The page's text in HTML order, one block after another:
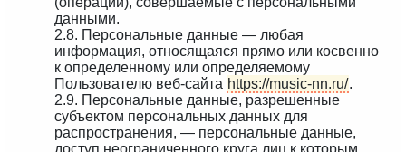
данными.
2.8. Персональные данные — любая
информация, относящаяся прямо или косвенно
к определенному или определяемому
Пользователю веб-сайта https://music-nn.ru/.
2.9. Персональные данные, разрешенные
субъектом персональных данных для
распространения, — персональные данные,
доступ неограниченного круга лиц к которым